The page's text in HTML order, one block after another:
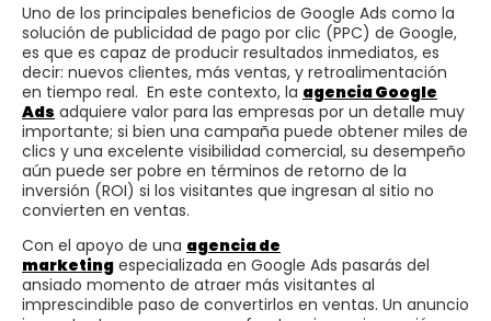
Uno de los principales beneficios de Google Ads como la
solución de publicidad de pago por clic (PPC) de Google,
es que es capaz de producir resultados inmediatos, es
decir: nuevos clientes, más ventas, y retroalimentación
en tiempo real. En este contexto, la agencia Google
Ads adquiere valor para las empresas por un detalle muy
importante; si bien una campaña puede obtener miles de
clics y una excelente visibilidad comercial, su desempeño
aún puede ser pobre en términos de retorno de la
inversión (ROI) si los visitantes que ingresan al sitio no
convierten en ventas.
Con el apoyo de una agencia de
marketing especializada en Google Ads pasarás del
ansiado momento de atraer más visitantes al
imprescindible paso de convertirlos en ventas. Un anuncio